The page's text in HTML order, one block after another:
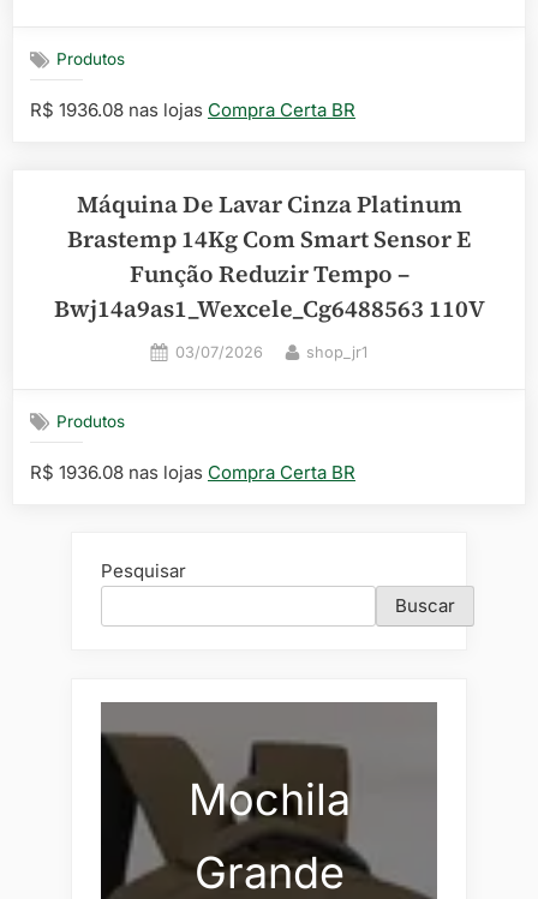
Produtos
R$ 1936.08 nas lojas Compra Certa BR
Máquina De Lavar Cinza Platinum
Brastemp 14Kg Com Smart Sensor E
Função Reduzir Tempo –
Bwj14a9as1_Wexcele_Cg6488563 110V
Posted
03/07/2026 By
shop_jr1
Produtos
R$ 1936.08 nas lojas Compra Certa BR
Pesquisar
Buscar
Mochila
Grande